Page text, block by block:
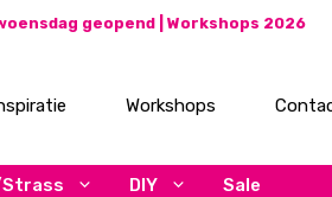
geopend | Workshops 2026
Workshops
DIY Sale